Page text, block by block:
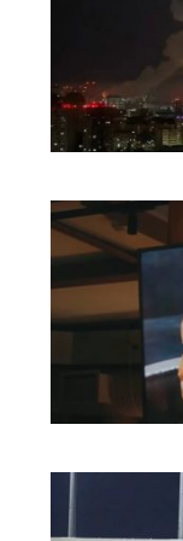
"Яблоку" грозит
выборов в
обратилась в
РФ
Подкоп под
обнаружили
подземных
Беларуси
Единственный
завод тест-
диабетиков
руководства
«Это не провал»: